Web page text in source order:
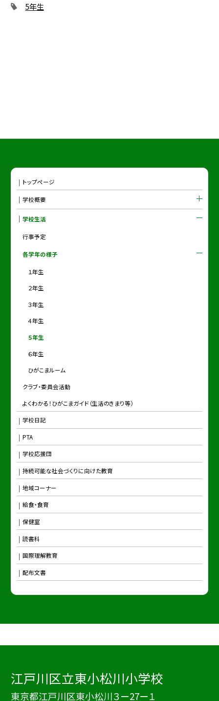
5年生
トップページ
学校概要
学校生活
行事予定
各学年の様子
１年生
２年生
３年生
４年生
５年生
６年生
ひがこまルーム
クラブ・委員会活動
よくわかる！ひがこまガイド（生活のきまり等）
学校日記
PTA
学校応援団
持続可能な社会づくりに向けた教育
地域コーナー
給食・食育
保健室
読書科
国際理解教育
配布文書
江戸川区立東小松川小学校
東京都江戸川区東小松川３ー27ー１